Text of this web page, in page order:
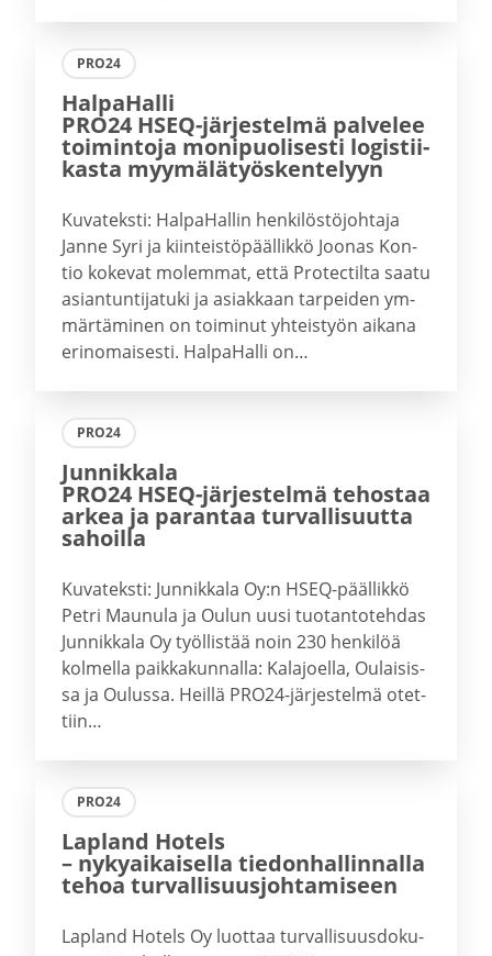
PRO24
Halpa­Halli
PRO24 HSEQ-​järjestelmä palvelee
toimintoja monipuo­li­sesti logis­tii­
kasta myymä­lä­työs­ken­telyyn
Ku­va­teks­ti: Hal­pa­Hal­lin hen­ki­lös­tö­joh­ta­ja
Janne Syri ja kiin­teis­tö­pääl­lik­kö Joo­nas Kon­
tio ko­ke­vat mo­lem­mat, että Pro­tec­til­ta saatu
asian­tun­ti­ja­tu­ki ja asiak­kaan tar­pei­den ym­
mär­tä­mi­nen on toi­mi­nut yh­teis­työn ai­ka­na
erin­omai­ses­ti. Hal­pa­Hal­li on…
PRO24
Junnikkala
PRO24 HSEQ-​järjestelmä tehostaa
arkea ja parantaa turval­li­suutta
sahoilla
Ku­va­teks­ti: Jun­nik­ka­la Oy:n HSEQ-​päällikkö
Petri Mau­nu­la ja Oulun uusi tuo­tan­to­teh­das
Jun­nik­ka­la Oy työl­lis­tää noin 230 hen­ki­löä
kol­mel­la paik­ka­kun­nal­la: Ka­la­joel­la, Ou­lai­sis­
sa ja Ou­lus­sa. Heil­lä PRO24-​järjestelmä otet­
tiin…
PRO24
Lapland Hotels
– nykyai­kai­sella tiedon­hal­lin­nalla
tehoa turval­li­suus­joh­ta­miseen
Lapland Ho­tels Oy luot­taa tur­val­li­suus­do­ku­